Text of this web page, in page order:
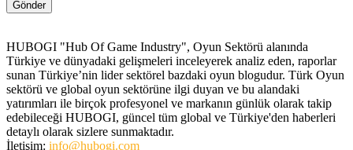
HUBOGI "Hub Of Game Industry", Oyun Sektörü alanında
Türkiye ve dünyadaki gelişmeleri inceleyerek analiz eden, raporlar
sunan Türkiye’nin lider sektörel bazdaki oyun blogudur. Türk Oyun
sektörü ve global oyun sektörüne ilgi duyan ve bu alandaki
yatırımları ile birçok profesyonel ve markanın günlük olarak takip
edebileceği HUBOGI, güncel tüm global ve Türkiye'den haberleri
detaylı olarak sizlere sunmaktadır.
İletişim: info@hubogi.com